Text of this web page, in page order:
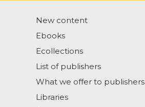
New content
Ebooks
Ecollections
List of publishers
What we offer to publishers
Libraries